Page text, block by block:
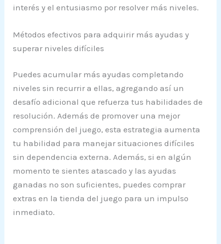
interés y el entusiasmo por resolver más niveles.
Métodos efectivos para adquirir más ayudas y
superar niveles difíciles
Puedes acumular más ayudas completando
niveles sin recurrir a ellas, agregando así un
desafío adicional que refuerza tus habilidades de
resolución. Además de promover una mejor
comprensión del juego, esta estrategia aumenta
tu habilidad para manejar situaciones difíciles
sin dependencia externa. Además, si en algún
momento te sientes atascado y las ayudas
ganadas no son suficientes, puedes comprar
extras en la tienda del juego para un impulso
inmediato.